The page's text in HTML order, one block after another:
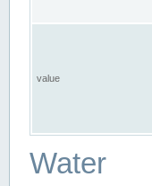
value
Water